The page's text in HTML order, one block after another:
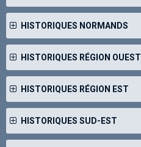
HISTORIQUES NORMANDS
HISTORIQUES RÉGION OUEST
HISTORIQUES RÉGION EST
HISTORIQUES SUD-EST